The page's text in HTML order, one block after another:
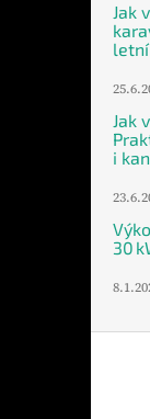
Jak
Jak
i
30